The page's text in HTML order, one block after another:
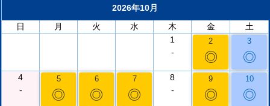
2026年10月
日
月 火 水 木 金
土
1
-
2
◎
3
◎
4
-
5
◎
6
◎
7
◎
8
-
9
◎
10
◎